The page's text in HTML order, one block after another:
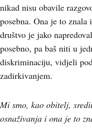
nikad nisu obavile
posebna. Ona je to
društvo je jako
posebno, pa baš niti u
diskriminaciju, vidjeli
zadirkivanjem.
Mi smo, kao obitelj,
osnaživanja i ona je to